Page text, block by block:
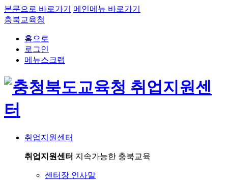
본문으로 바로가기
메인메뉴 바로가기
충북교육청
홈으로
로그인
메뉴스크랩
취업지원센터
취업지원센터 지속가능한 충북교육
센터장 인사말